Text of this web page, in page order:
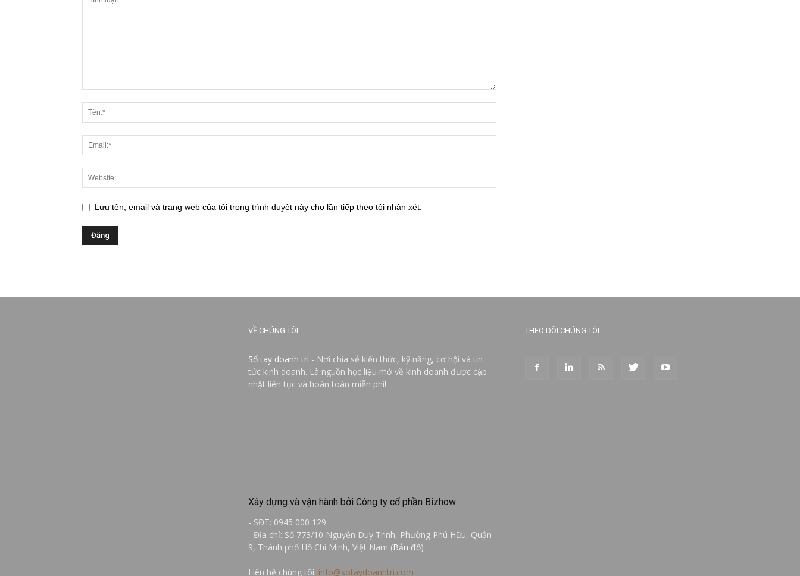
Lưu tên, email và trang web của tôi trong trình duyệt này cho lần tiếp theo tôi nhận xét.
VỀ CHÚNG TÔI
Sổ tay doanh trí - Nơi chia sẻ kiến thức, kỹ năng, cơ hội và tin
tức kinh doanh. Là nguồn học liệu mở về kinh doanh được cập
nhật liên tục và hoàn toàn miễn phí!
Xây dựng và vận hành bởi Công ty cổ phần Bizhow
- SĐT: 0945 000 129
- Địa chỉ: Số 773/10 Nguyễn Duy Trinh, Phường Phú Hữu, Quận
9, Thành phố Hồ Chí Minh, Việt Nam (Bản đồ)
Liên hệ chúng tôi: info@sotaydoanhtri.com
THEO DÕI CHÚNG TÔI